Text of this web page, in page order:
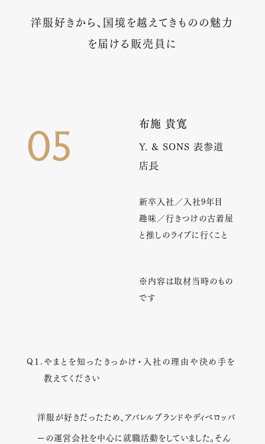
洋服好きから、国境を越えてきものの魅力
を届ける販売員に
05
布施 貴寛
Y. & SONS 表参道
店長
新卒入社／入社9年目
趣味／行きつけの古着屋
と推しのライブに行くこと
※内容は取材当時のもの
です
Q１.やまとを知ったきっかけ・入社の理由や決め手を
教えてください
洋服が好きだったため、アパレルブランドやディベロッパ
ーの運営会社を中心に就職活動をしていました。そん